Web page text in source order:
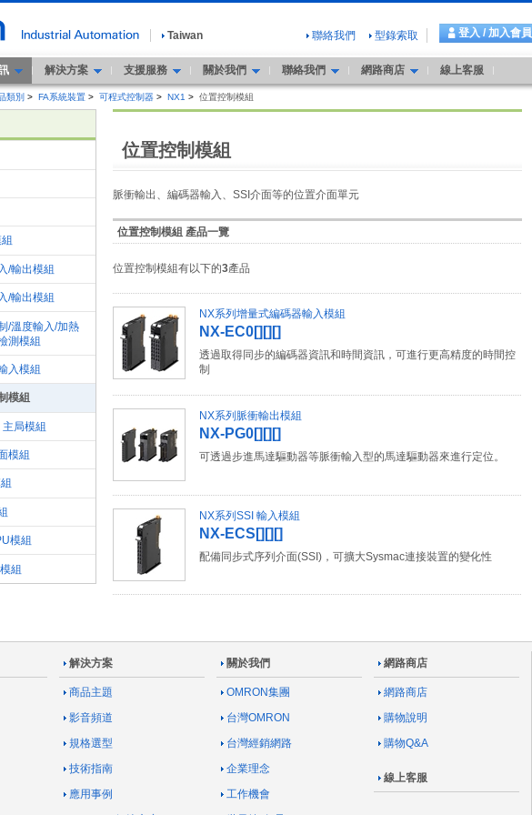
Taiwan 聯絡我們 型錄索取 登入 / 加入會員
解決方案 支援服務 關於我們 聯絡我們 網路商店 線上客服
類別 > FA系統裝置 > 可程式控制器 > NX1 > 位置控制模組
位置控制模組
脈衝輸出、編碼器輸入、SSI介面等的位置介面單元
位置控制模組 產品一覽
位置控制模組有以下的3產品
NX系列增量式編碼器輸入模組
NX-EC0[][][]
透過取得同步的編碼器資訊和時間資訊，可進行更高精度的時間控
制
NX系列脈衝輸出模組
NX-PG0[][][]
可透過步進馬達驅動器等脈衝輸入型的馬達驅動器來進行定位。
NX系列SSI 輸入模組
NX-ECS[][][]
配備同步式序列介面(SSI)，可擴大Sysmac連接裝置的變化性
/輸出模組
/輸出模組
/溫度輸入/加熱
測模組
入模組
模組
主局模組
模組
模組
組
解決方案
商品主題
影音頻道
規格選型
技術指南
應用事例
關於我們
OMRON集團
台灣OMRON
台灣經銷網路
企業理念
工作機會
網路商店
網路商店
購物說明
購物Q&A
線上客服